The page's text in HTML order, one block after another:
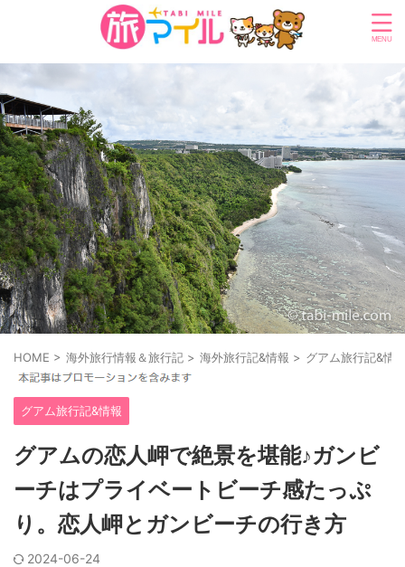
HOME > 海外旅行情報＆旅行記 > 海外旅行記&情報 > グアム旅行記&情
グアム旅行記&情報
グアムの恋人岬で絶景を堪能♪ガンビ
ーチはプライベートビーチ感たっぷ
り。恋人岬とガンビーチの行き方
2024-06-24